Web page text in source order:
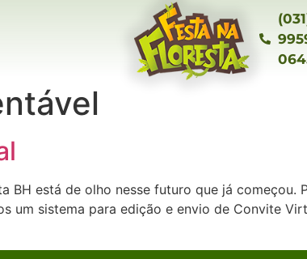
BH está de olho nesse futuro que já
um sistema para edição e envio de Convite